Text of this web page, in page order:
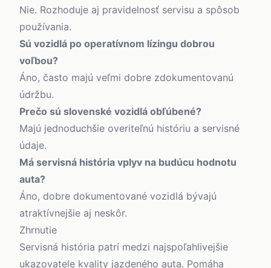
Nie. Rozhoduje aj pravidelnosť servisu a spôsob
používania.
Sú vozidlá po operatívnom lízingu dobrou
voľbou?
Áno, často majú veľmi dobre zdokumentovanú
údržbu.
Prečo sú slovenské vozidlá obľúbené?
Majú jednoduchšie overiteľnú históriu a servisné
údaje.
Má servisná história vplyv na budúcu hodnotu
auta?
Áno, dobre dokumentované vozidlá bývajú
atraktívnejšie aj neskôr.
Zhrnutie
Servisná história patrí medzi najspoľahlivejšie
ukazovatele kvality jazdeného auta. Pomáha